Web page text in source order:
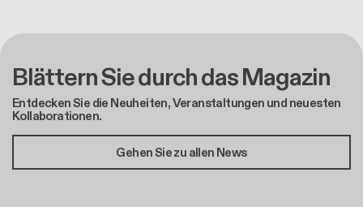
Blättern Sie durch das Magazin
Entdecken Sie die Neuheiten, Veranstaltungen und neuesten
Kollaborationen.
Gehen Sie zu allen News